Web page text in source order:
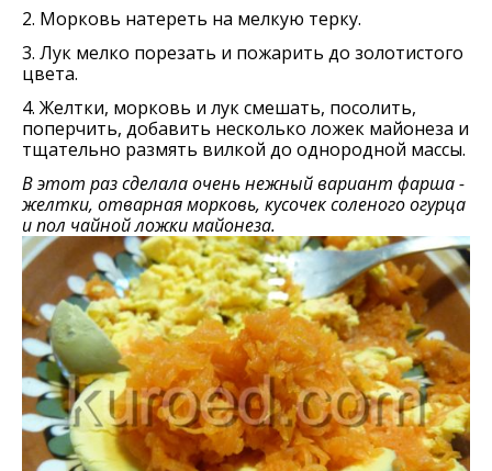
2. Морковь натереть на мелкую терку.
3. Лук мелко порезать и пожарить до золотистого
цвета.
4. Желтки, морковь и лук смешать, посолить,
поперчить, добавить несколько ложек майонеза и
тщательно размять вилкой до однородной массы.
В этот раз сделала очень нежный вариант фарша -
желтки, отварная морковь, кусочек соленого огурца
и пол чайной ложки майонеза.